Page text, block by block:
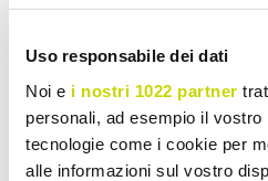
Uso responsabile dei dati
Noi e i nostri 1022 partner
personali, ad esempio il
tecnologie come i cookie per
alle informazioni sul vostro
Garden